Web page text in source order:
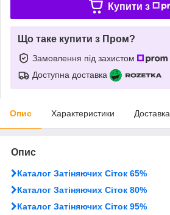
Купити з
Що таке купити з Пром?
Замовлення під захистом
Доступна доставка
Опис Характеристики Доставка
Опис
Каталог Затіняючих Сіток 65%
Каталог Затіняючих Сіток 80%
Каталог Затіняючих Сіток 95%